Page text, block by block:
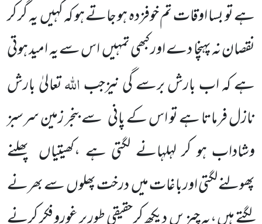
ہے تو بسا اوقات تم خوفزدہ ہو جاتے ہو کہ کہیں یہ گر کر
نقصان نہ پہنچا دے اور کبھی تمہیں اس سے یہ امید ہوتی
ہے کہ اب بارش برسے گی نیزجباللہتعالیٰ بارش
نازل فرماتا ہے تو اس کے پانی سے بنجر زمین سرسبز
وشاداب ہو کر لہلہانے لگتی ہے ،کھیتیاں پھلنے
پھولنے لگتی اورباغات میں درخت پھلوں سے بھرنے